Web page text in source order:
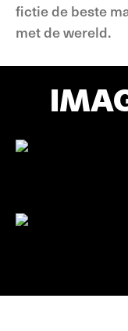
fictie de beste
met de wereld.